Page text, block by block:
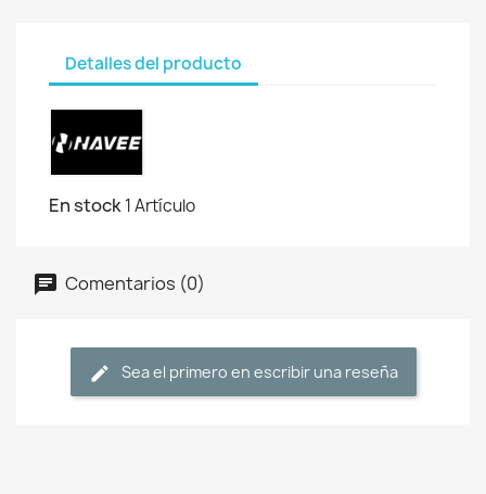
Detalles del producto
En stock1 Artículo
Comentarios (0)
Sea el primero en escribir una reseña